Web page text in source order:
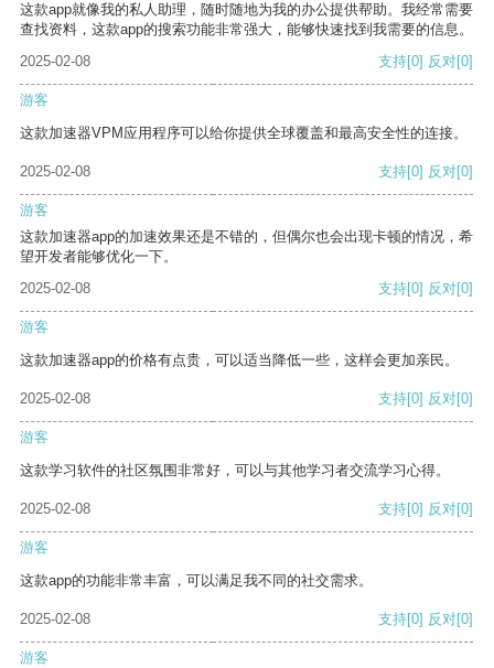
这款app就像我的私人助理，随时随地为我的办公提供帮助。我经常需要
查找资料，这款app的搜索功能非常强大，能够快速找到我需要的信息。
2025-02-08
支持[0] 反对[0]
游客
这款加速器VPM应用程序可以给你提供全球覆盖和最高安全性的连接。
2025-02-08 支持[0] 反对[0]
游客
这款加速器app的加速效果还是不错的，但偶尔也会出现卡顿的情况，希
望开发者能够优化一下。
2025-02-08
支持[0] 反对[0]
游客
这款加速器app的价格有点贵，可以适当降低一些，这样会更加亲民。
2025-02-08 支持[0] 反对[0]
游客
这款学习软件的社区氛围非常好，可以与其他学习者交流学习心得。
2025-02-08 支持[0] 反对[0]
游客
这款app的功能非常丰富，可以满足我不同的社交需求。
2025-02-08 支持[0] 反对[0]
游客